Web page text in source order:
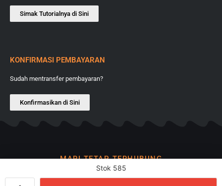
Stok 585
Simak Tutorialnya di Sini
KONFIRMASI PEMBAYARAN
Sudah mentransfer pembayaran?
Konfirmasikan di Sini
MARI TETAP TERHUBUNG